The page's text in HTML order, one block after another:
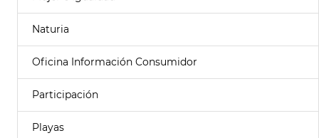
Naturia
Oficina Información Consumidor
Participación
Playas